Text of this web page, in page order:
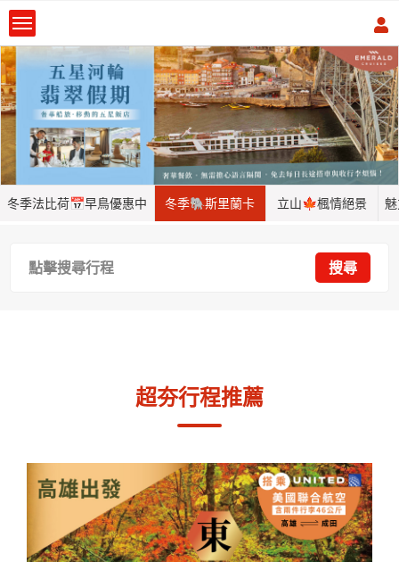
冬季法比荷📅早鳥優惠中 冬季🐘斯里蘭卡 立山🍁楓情絕景
點擊搜尋行程 搜尋
超夯行程推薦